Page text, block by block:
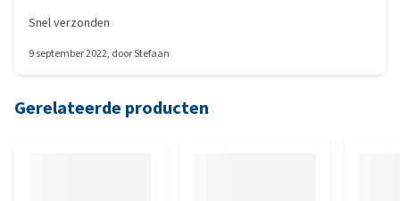
Snel verzonden
9 september 2022, doorStefaan
Gerelateerde producten